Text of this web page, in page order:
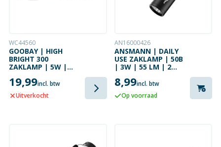
WC44560
GOOBAY | HIGH
BRIGHT 300
ZAKLAMP | 5W |
19,99incl. btw
Uitverkocht
AN16000426
ANSMANN | DAILY
USE ZAKLAMP | 50B
| 3W | 55 LM | 2
8,99incl. btw
Op voorraad